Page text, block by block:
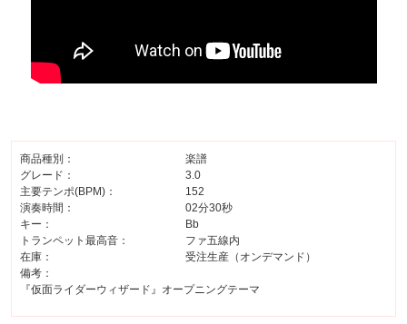
商品種別：
楽譜
グレード：
3.0
主要テンポ(BPM)：
152
演奏時間：
02分30秒
キー：
Bb
トランペット最高音：
ファ五線内
在庫：
受注生産（オンデマンド）
備考：
『仮面ライダーウィザード』オープニングテーマ